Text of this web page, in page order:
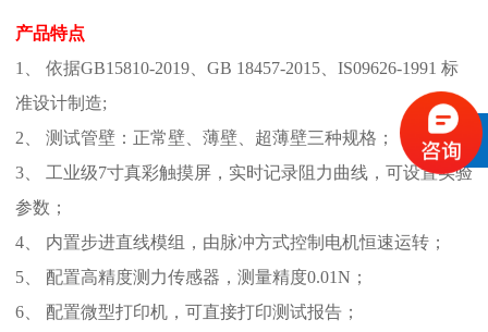
产品特点
1
依据GB15810-2019、GB 18457-2015、 IS09626-1991 标
准设计制造;
2
测试管壁：正常壁、薄壁、超薄壁三种规格；
3、 工业级7寸真彩触摸屏，实时记录阻力曲线，可设置实验
参数；
4、
内置步进直线模组，由脉冲方式控制电机恒速运转；
5、 配置高精度测力传感器，测量精度0.01N；
6、
配置微型打印机，可直接打印测试报告；